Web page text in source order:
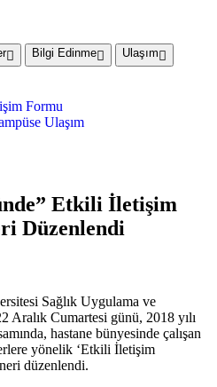
Bilgi Edinme Ulaşım
Formu
Ulaşım
Etkili İletişim
Düzenlendi
Sağlık Uygulama ve
Aralık Cumartesi günü, 2018 yılı
hastane bünyesinde çalışan
yönelik ‘Etkili İletişim
düzenlendi.